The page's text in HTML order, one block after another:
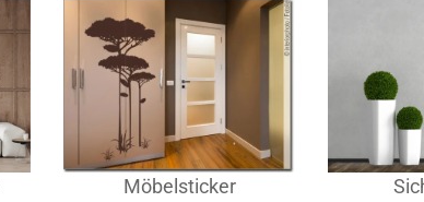
Möbelsticker